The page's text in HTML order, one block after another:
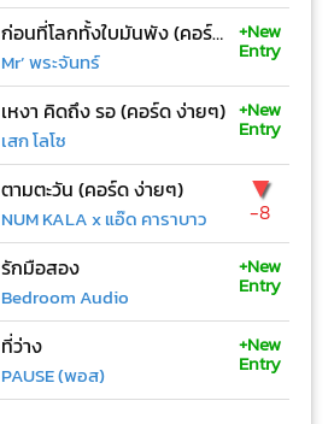
ก่อนที่โลกทั้งใบมันพัง (คอร์ด ง่ายๆ)
Mr’ พระจันทร์
+New
Entry
เหงา คิดถึง รอ (คอร์ด ง่ายๆ)
เสก โลโซ
+New
Entry
ตามตะวัน (คอร์ด ง่ายๆ)
NUM KALA x แอ๊ด คาราบาว
▼
-8
รักมือสอง
Bedroom Audio
+New
Entry
ที่ว่าง
PAUSE (พอส)
+New
Entry